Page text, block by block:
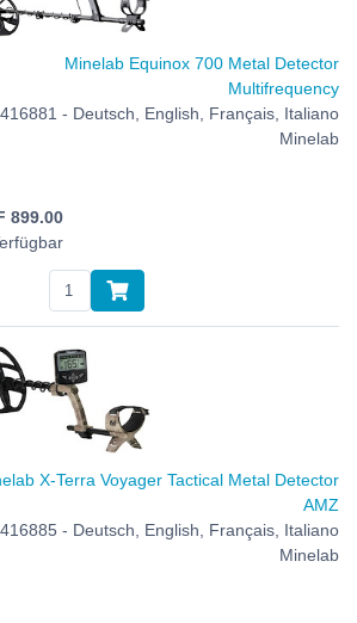
Minelab Equinox 700 Metal Detector
Multifrequency
416881 - Deutsch, English, Français, Italiano
Minelab
899.00
X-Terra Voyager Tactical Metal Detector
AMZ
416885 - Deutsch, English, Français, Italiano
Minelab